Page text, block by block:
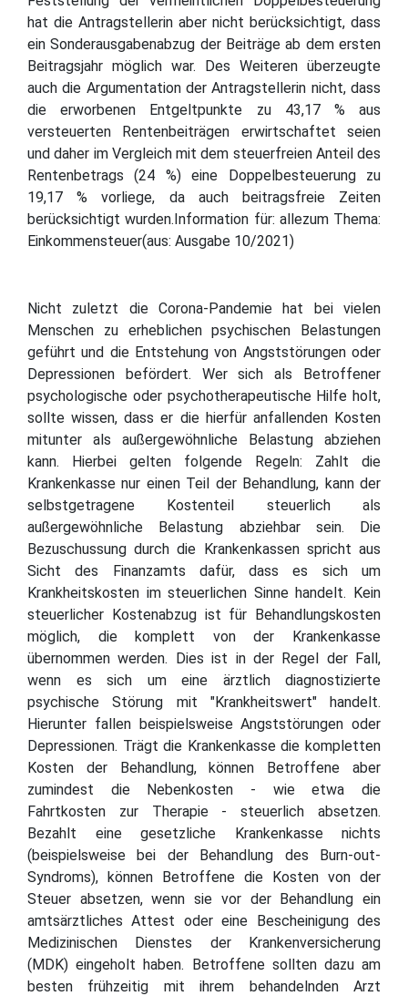
hat die Antragstellerin aber nicht berücksichtigt, dass
ein Sonderausgabenabzug der Beiträge ab dem ersten
Beitragsjahr möglich war. Des Weiteren überzeugte
auch die Argumentation der Antragstellerin nicht, dass
die erworbenen Entgeltpunkte zu 43,17 % aus
versteuerten Rentenbeiträgen erwirtschaftet seien
und daher im Vergleich mit dem steuerfreien Anteil des
Rentenbetrags (24 %) eine Doppelbesteuerung zu
19,17 % vorliege, da auch beitragsfreie Zeiten
berücksichtigt wurden.Information für: allezum Thema:
Einkommensteuer(aus: Ausgabe 10/2021)
Nicht zuletzt die Corona-Pandemie hat bei vielen
Menschen zu erheblichen psychischen Belastungen
geführt und die Entstehung von Angststörungen oder
Depressionen befördert. Wer sich als Betroffener
psychologische oder psychotherapeutische Hilfe holt,
sollte wissen, dass er die hierfür anfallenden Kosten
mitunter als außergewöhnliche Belastung abziehen
kann. Hierbei gelten folgende Regeln: Zahlt die
Krankenkasse nur einen Teil der Behandlung, kann der
selbstgetragene Kostenteil steuerlich als
außergewöhnliche Belastung abziehbar sein. Die
Bezuschussung durch die Krankenkassen spricht aus
Sicht des Finanzamts dafür, dass es sich um
Krankheitskosten im steuerlichen Sinne handelt. Kein
steuerlicher Kostenabzug ist für Behandlungskosten
möglich, die komplett von der Krankenkasse
übernommen werden. Dies ist in der Regel der Fall,
wenn es sich um eine ärztlich diagnostizierte
psychische Störung mit "Krankheitswert" handelt.
Hierunter fallen beispielsweise Angststörungen oder
Depressionen. Trägt die Krankenkasse die kompletten
Kosten der Behandlung, können Betroffene aber
zumindest die Nebenkosten - wie etwa die
Fahrtkosten zur Therapie - steuerlich absetzen.
Bezahlt eine gesetzliche Krankenkasse nichts
(beispielsweise bei der Behandlung des Burn-out-
Syndroms), können Betroffene die Kosten von der
Steuer absetzen, wenn sie vor der Behandlung ein
amtsärztliches Attest oder eine Bescheinigung des
Medizinischen Dienstes der Krankenversicherung
(MDK) eingeholt haben. Betroffene sollten dazu am
besten frühzeitig mit ihrem behandelnden Arzt